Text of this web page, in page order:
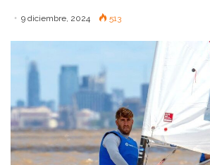
9 diciembre, 2024 513